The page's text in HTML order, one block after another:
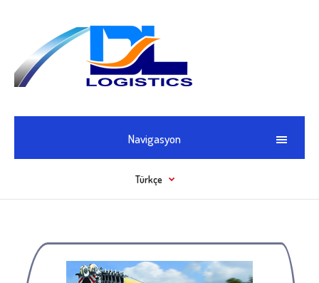
Navigasyon
Türkçe